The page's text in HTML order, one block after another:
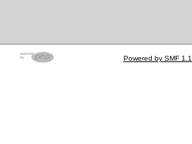
Powered by SMF